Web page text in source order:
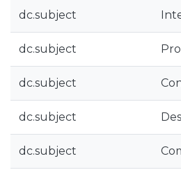
dc.subject
dc.subject
dc.subject
dc.subject
dc.subject